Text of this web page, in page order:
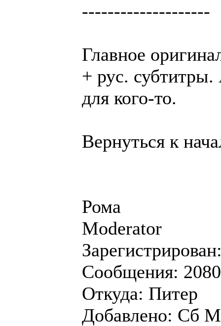
--------------------
Главное
+ рус. субтитры.
для кого-то.
Вернуться к
Рома
Moderator
Сообщения: 2080
Откуда: Питер
Добавлено: Сб